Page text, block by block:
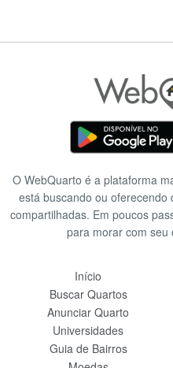
O WebQuarto é a plataforma
está buscando ou
compartilhadas. Em poucos
para morar com seu
Início
Buscar Quartos
Anunciar Quarto
Universidades
Guia de Bairros